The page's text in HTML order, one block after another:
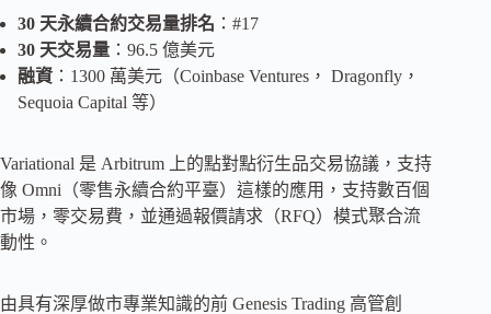
30 天永續合約交易量排名 ：#17
30 天交易量 ：96.5 億美元
融資 ：1300 萬美元（Coinbase Ventures， Dragonfly，
Sequoia Capital 等）
Variational 是 Arbitrum 上的點對點衍生品交易協議，支持
像 Omni（零售永續合約平臺）這樣的應用，支持數百個
市場，零交易費，並通過報價請求（RFQ）模式聚合流
動性。
由具有深厚做市專業知識的前 Genesis Trading 高管創